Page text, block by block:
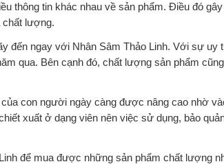
thông tin khác nhau về sản phẩm. Điều đó
chất lượng.
đến ngay với Nhân Sâm Thảo Linh. Với sự
qua. Bên cạnh đó, chất lượng sản phẩm
con người ngày càng được nâng cao nhờ
xuất ở dạng viên nên việc sử dụng, bảo
để mua được những sản phẩm chất lượng